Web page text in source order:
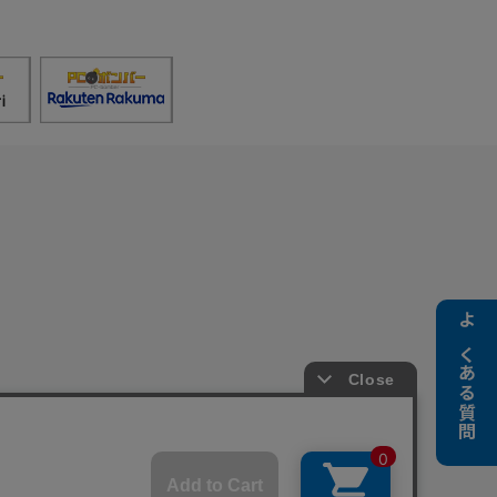
よくある質問